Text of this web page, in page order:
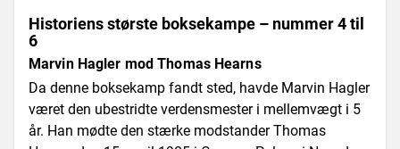
Historiens største boksekampe – nummer 4 til
6
Marvin Hagler mod Thomas Hearns
Da denne boksekamp fandt sted, havde Marvin Hagler
været den ubestridte verdensmester i mellemvægt i 5
år. Han mødte den stærke modstander Thomas